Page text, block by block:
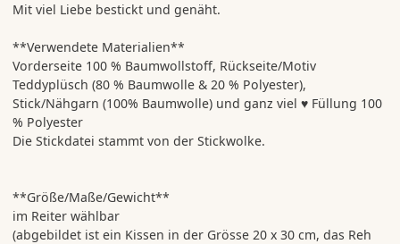
Mit viel Liebe bestickt und genäht.
**Verwendete Materialien**
Vorderseite 100 % Baumwollstoff, Rückseite/Motiv
Teddyplüsch (80 % Baumwolle & 20 % Polyester),
Stick/Nähgarn (100% Baumwolle) und ganz viel ♥ Füllung 100
% Polyester
Die Stickdatei stammt von der Stickwolke.
**Größe/Maße/Gewicht**
im Reiter wählbar
(abgebildet ist ein Kissen in der Grösse 20 x 30 cm, das Reh